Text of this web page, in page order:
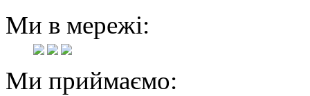
Ми в мережі:
Ми приймаємо: